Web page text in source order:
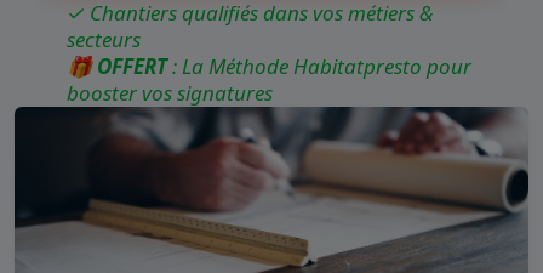
✓ Chantiers qualifiés dans vos métiers &
secteurs
🎁OFFERT: La Méthode Habitatpresto pour
booster vos signatures